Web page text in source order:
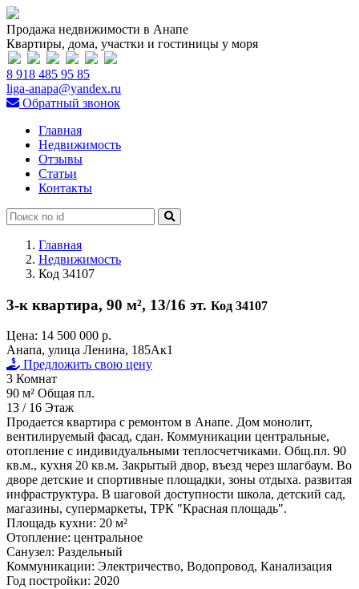
Продажа недвижимости в Анапе
Квартиры, дома, участки и гостиницы у моря
8 918 485 95 85
liga-anapa@yandex.ru
Обратный звонок
Главная
Недвижимость
Отзывы
Статьи
Контакты
Главная
Недвижимость
Код 34107
3-к квартира, 90 м², 13/16 эт. Код 34107
Цена: 14 500 000 р.
Анапа, улица Ленина, 185Ак1
Предложить свою цену
3 Комнат
90 м² Общая пл.
13 / 16 Этаж
Продается квартира с ремонтом в Анапе. Дом монолит,
вентилируемый фасад, сдан. Коммуникации центральные,
отопление с индивидуальными теплосчетчиками. Общ.пл. 90
кв.м., кухня 20 кв.м. Закрытый двор, въезд через шлагбаум. Во
дворе детские и спортивные площадки, зоны отдыха. развитая
инфраструктура. В шаговой доступности школа, детский сад,
магазины, супермаркеты, ТРК "Красная площадь".
Площадь кухни: 20 м²
Отопление: центральное
Санузел: Раздельный
Коммуникации: Электричество, Водопровод, Канализация
Год постройки: 2020